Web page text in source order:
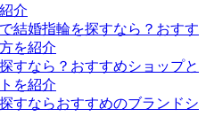
介
結婚指輪を探すなら？おすす
を紹介
すなら？おすすめショップと
を紹介
すならおすすめのブランドシ